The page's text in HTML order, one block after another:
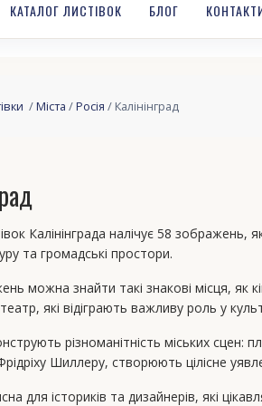
КАТАЛОГ ЛИСТІВОК БЛОГ
/Міста /Росія / Калінінград
Калінінграда налічує 58
та громадські простори.
можна знайти такі знакові місця, як
які відіграють важливу роль у
різноманітність міських
Шиллеру, створюють цілісне
для істориків та дизайнерів, які